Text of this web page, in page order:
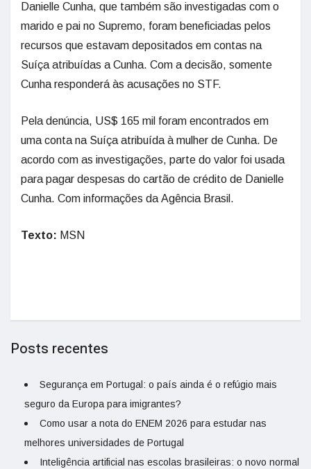
Danielle Cunha, que também são investigadas com o
marido e pai no Supremo, foram beneficiadas pelos
recursos que estavam depositados em contas na
Suíça atribuídas a Cunha. Com a decisão, somente
Cunha responderá às acusações no STF.
Pela denúncia, US$ 165 mil foram encontrados em
uma conta na Suíça atribuída à mulher de Cunha. De
acordo com as investigações, parte do valor foi usada
para pagar despesas do cartão de crédito de Danielle
Cunha. Com informações da Agência Brasil.
Texto: MSN
Posts recentes
Segurança em Portugal: o país ainda é o refúgio mais
seguro da Europa para imigrantes?
Como usar a nota do ENEM 2026 para estudar nas
melhores universidades de Portugal
Inteligência artificial nas escolas brasileiras: o novo normal